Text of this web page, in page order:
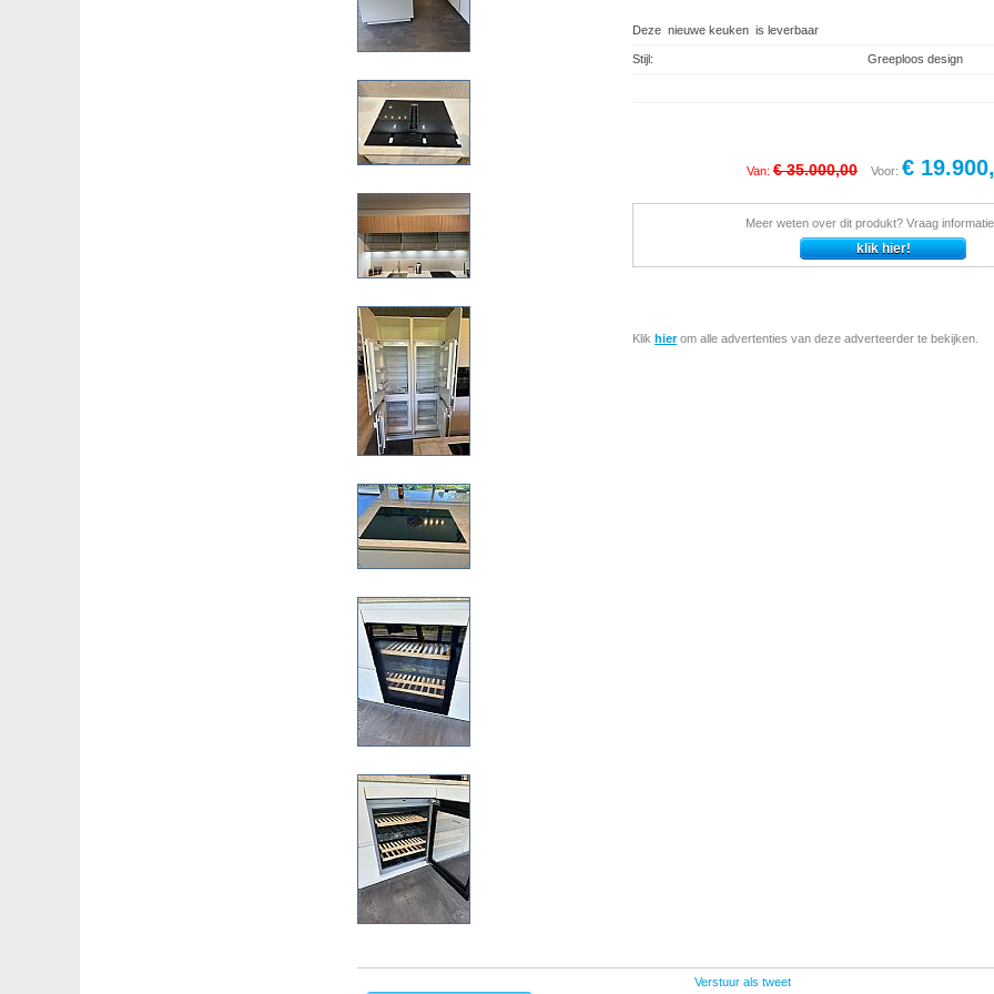
Deze nieuwe keuken is leverbaar
Stijl: Greeploos design
Van: € 35.000,00 Voor: €
Meer weten over dit produkt? Vraag informatie
Klik hierom alle advertenties van deze adverteerder te bekijken.
Verstuur als tweet